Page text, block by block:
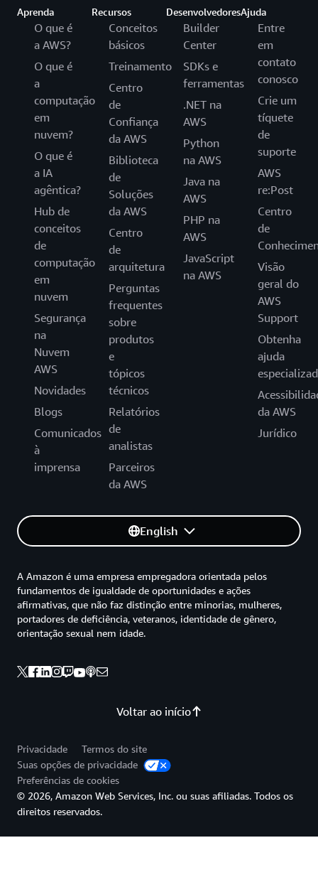
Aprenda
O que é
a AWS?
O que é
a
computação
em
nuvem?
O que é
a IA
agêntica?
Hub de
conceitos
de
computação
em
nuvem
Segurança
na
Nuvem
AWS
Novidades
Blogs
Comunicados
à
imprensa
Recursos
Conceitos
básicos
Treinamento
Centro
de
Confiança
da AWS
Biblioteca
de
Soluções
da AWS
Centro
de
arquitetura
Perguntas
frequentes
sobre
produtos
e
tópicos
técnicos
Relatórios
de
analistas
Parceiros
da AWS
Desenvolvedores
Builder
Center
SDKs e
ferramentas
.NET na
AWS
Python
na AWS
Java na
AWS
PHP na
AWS
JavaScript
na AWS
Ajuda
Entre
em
contato
conosco
Crie um
tíquete
de
suporte
AWS
re:Post
Centro
de
Visão
geral do
AWS
Support
Obtenha
ajuda
da AWS
Jurídico
English
Voltar ao início
A Amazon é uma empresa empregadora orientada pelos
fundamentos de igualdade de oportunidades e ações
afirmativas, que não faz distinção entre minorias, mulheres,
portadores de deficiência, veteranos, identidade de gênero,
orientação sexual nem idade.
Privacidade
Termos do site
Suas opções de privacidade
Preferências de cookies
© 2026, Amazon Web Services, Inc. ou suas afiliadas. Todos os
direitos reservados.